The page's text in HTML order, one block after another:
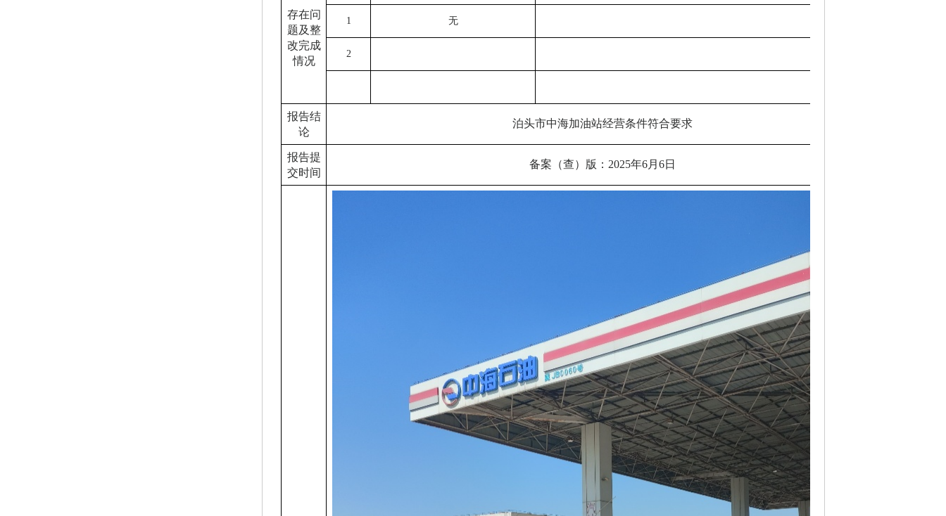
存在问
题及整
改完成
情况
1 无
2
报告结
论
泊头市中海加油站经营条件符合要求
报告提
交时间
备案（查）版： 2025年6月6日